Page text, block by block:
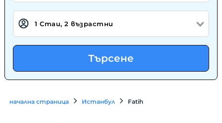
Търсене
начална страница Истанбул Fatih